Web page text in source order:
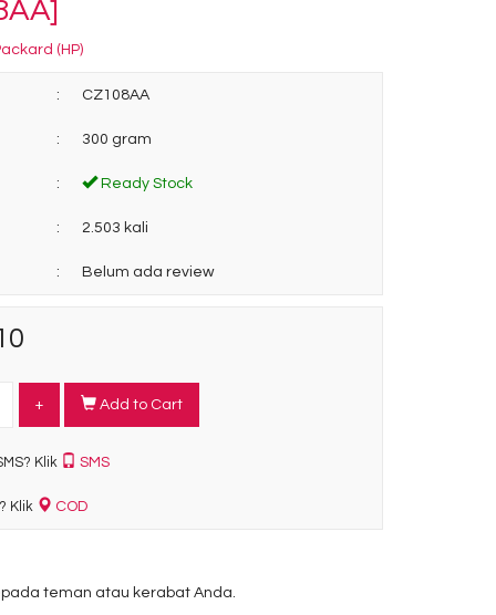
(HP)
: CZ108AA
: 300 gram
: Ready Stock
: 2.503 kali
: Belum ada review
+ Add to Cart
Klik SMS
Klik COD
teman atau kerabat Anda.